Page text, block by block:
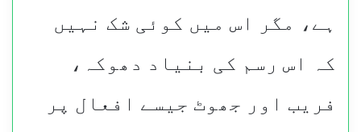
ہے، مگر اس میں کوئی شک نہیں
کہ اس رسم کی بنیاد دھوکہ،
فریب اور جھوٹ جیسے افعال پر